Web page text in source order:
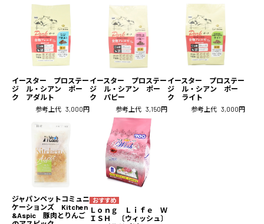
イースター プロステー
ジ ル・シアン ポー
ク アダルト
参考上代 3,000円
イースター プロステー
ジ ル・シアン ポー
ク パピー
参考上代 3,150円
イースター プロステー
ジ ル・シアン ポー
ク ライト
参考上代 3,000円
ジャパンペットコミュニ
ケーションズ Kitchen
&Aspic 豚肉とりんご
Ｌｏｎｇ Ｌｉｆｅ Ｗ
ＩＳＨ 〔ウィッシュ〕